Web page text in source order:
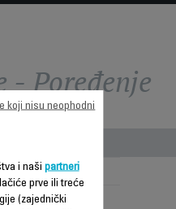
Poređenje
Klasični ventilator
Siva/crrna
i naši partneri
prve ili treće
(zajednički
koji nisu neophodni